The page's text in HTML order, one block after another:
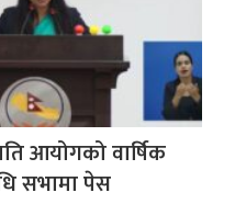
आयोगको वार्षिक
सभामा पेस